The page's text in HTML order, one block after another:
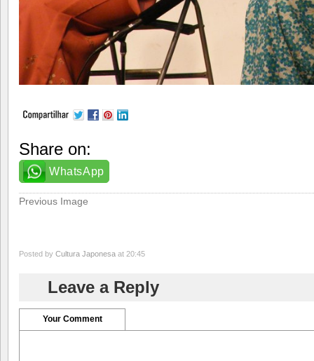
Share on:
WhatsApp
Previous Image
Posted by Cultura Japonesa at 20:45
Leave a Reply
Your Comment